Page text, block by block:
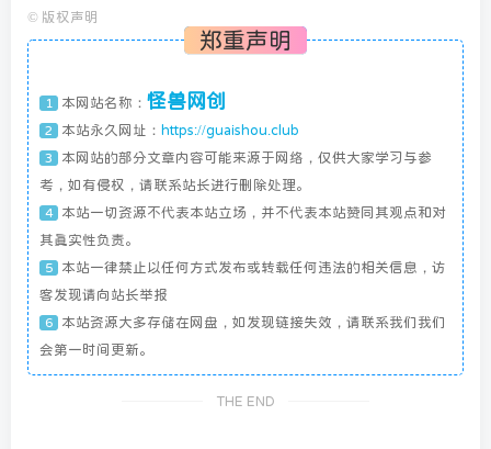
© 版权声明
郑重声明
1 本网站名称： 怪兽网创
2 本站永久网址： https://guaishou.club
3
本网站的部分文章内容可能来源于网络，仅供大家学习与参
考，如有侵权，请联系站长进行删除处理。
4
本站一切资源不代表本站立场，并不代表本站赞同其观点和对
其真实性负责。
5
本站一律禁止以任何方式发布或转载任何违法的相关信息，访
客发现请向站长举报
6
本站资源大多存储在网盘，如发现链接失效，请联系我们我们
会第一时间更新。
THE END